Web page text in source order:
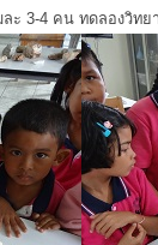
ะ 3-4 คน ทดลองวิทย